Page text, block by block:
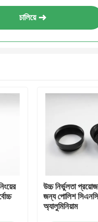
চালিয়ে
উচ্চ নির্ভুলতা
জন্য পোলিশ সিএনসি
অ্যালুমিনিয়াম